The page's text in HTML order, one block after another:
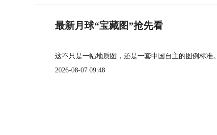
最新月球“宝藏图”抢先看
这不只是一幅地质图，还是一套中国自主的图例标准。
2026-08-07 09:48